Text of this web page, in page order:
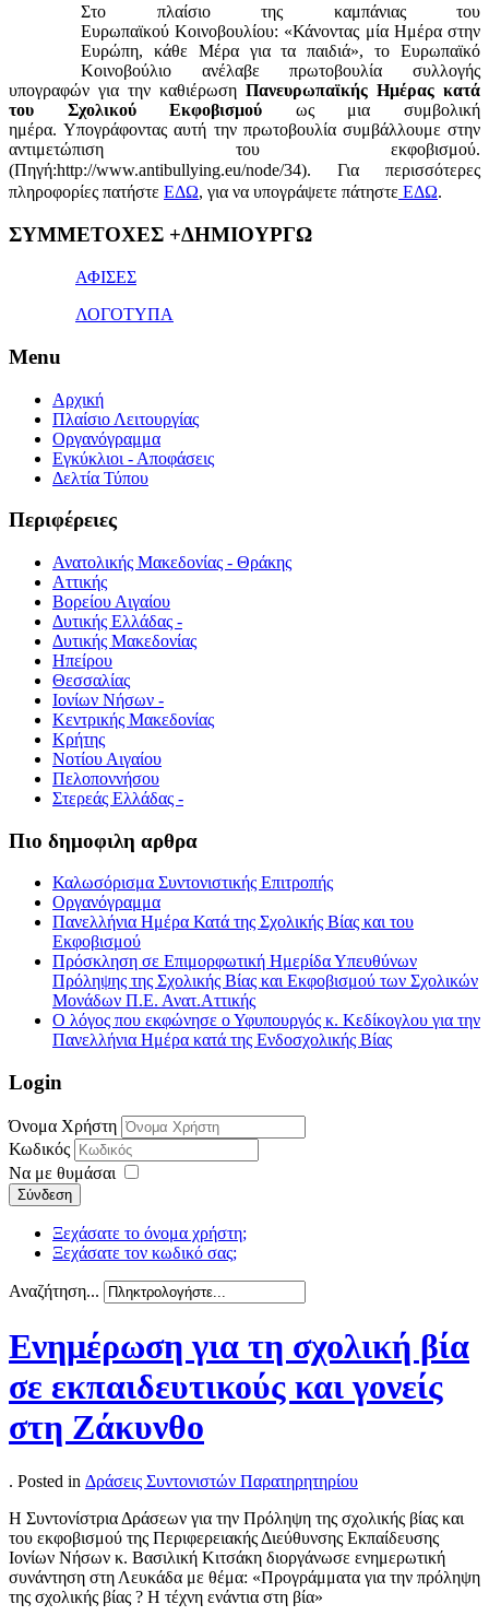
Στο πλαίσιο της καμπάνιας του
Ευρωπαϊκού Κοινοβουλίου: «Κάνοντας μία Ημέρα στην
Ευρώπη, κάθε Μέρα για τα παιδιά», το Ευρωπαϊκό
Κοινοβούλιο ανέλαβε πρωτοβουλία συλλογής
υπογραφών για την καθιέρωση Πανευρωπαϊκής Ημέρας κατά
του Σχολικού Εκφοβισμού ως μια συμβολική
ημέρα. Υπογράφοντας αυτή την πρωτοβουλία συμβάλλουμε στην
αντιμετώπιση του εκφοβισμού.
(Πηγή:http://www.antibullying.eu/node/34). Για περισσότερες
πληροφορίες πατήστε ΕΔΩ, για να υπογράψετε πάτηστε ΕΔΩ.
1x
ΣΥΜΜΕΤΟΧΕΣ +ΔΗΜΙΟΥΡΓΩ
ΑΦΙΣΕΣ
ΛΟΓΟΤΥΠΑ
Menu
Αρχική
Πλαίσιο Λειτουργίας
Οργανόγραμμα
Εγκύκλιοι - Αποφάσεις
Δελτία Τύπου
Περιφέρειες
Ανατολικής Μακεδονίας - Θράκης
Αττικής
Βορείου Αιγαίου
Δυτικής Ελλάδας -
Δυτικής Μακεδονίας
Ηπείρου
Θεσσαλίας
Ιονίων Νήσων -
Κεντρικής Μακεδονίας
Κρήτης
Νοτίου Αιγαίου
Πελοποννήσου
Στερεάς Ελλάδας -
Πιο δημοφιλη αρθρα
Καλωσόρισμα Συντονιστικής Επιτροπής
Οργανόγραμμα
Πανελλήνια Ημέρα Κατά της Σχολικής Βίας και του
Εκφοβισμού
Πρόσκληση σε Επιμορφωτική Ημερίδα Υπευθύνων
Πρόληψης της Σχολικής Βίας και Εκφοβισμού των Σχολικών
Μονάδων Π.Ε. Ανατ.Αττικής
Ο λόγος που εκφώνησε ο Υφυπουργός κ. Κεδίκογλου για την
Πανελλήνια Ημέρα κατά της Ενδοσχολικής Βίας
Login
Όνομα Χρήστη
Κωδικός
Να με θυμάσαι
Σύνδεση
Ξεχάσατε το όνομα χρήστη;
Ξεχάσατε τον κωδικό σας;
Αναζήτηση...
Ενημέρωση για τη σχολική βία
σε εκπαιδευτικούς και γονείς
στη Ζάκυνθο
. Posted in Δράσεις Συντονιστών Παρατηρητηρίου
Η Συντονίστρια Δράσεων για την Πρόληψη της σχολικής βίας και
του εκφοβισμού της Περιφερειακής Διεύθυνσης Εκπαίδευσης
Ιονίων Νήσων κ. Βασιλική Κιτσάκη διοργάνωσε ενημερωτική
συνάντηση στη Λευκάδα με θέμα: «Προγράμματα για την πρόληψη
της σχολικής βίας ? Η τέχνη ενάντια στη βία»